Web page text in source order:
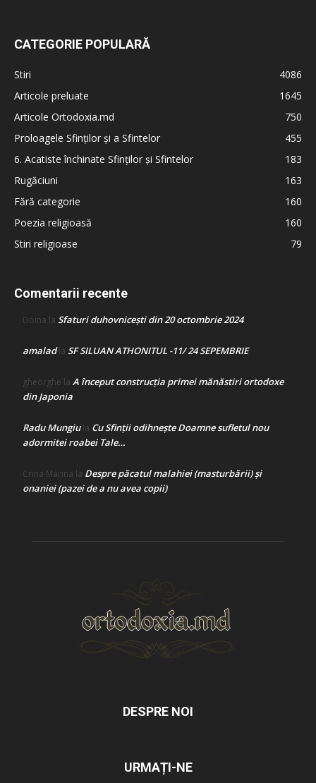
CATEGORIE POPULARĂ
Stiri
4086
Articole preluate
1645
Articole Ortodoxia.md
750
Proloagele Sfinților și a Sfintelor
455
6. Acatiste închinate Sfinților și Sfintelor
183
Rugăciuni
163
Fără categorie
160
Poezia religioasă
160
Stiri religioase
79
Comentarii recente
Doina la Sfaturi duhovnicești din 20 octombrie 2024
amaladla SF SILUAN ATHONITUL -11/ 24 SEPEMBRIE
gheorghe la A început construcţia primei mănăstiri ortodoxe
din Japonia
Radu Mungiula Cu Sfinții odihnește Doamne sufletul nou
adormitei roabei Tale…
Crina Marina la Despre păcatul malahiei (masturbării) şi
onaniei (pazei de a nu avea copii)
DESPRE NOI
URMAȚI-NE